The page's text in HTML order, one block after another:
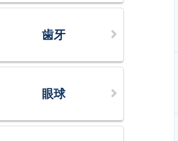
歯牙
眼球